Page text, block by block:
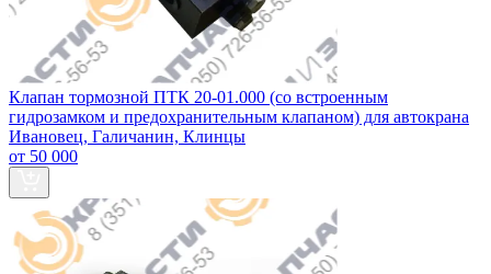
Клапан тормозной ПТК 20-01.000 (со встроенным
гидрозамком и предохранительным клапаном) для автокрана
Ивановец, Галичанин, Клинцы
от 50 000